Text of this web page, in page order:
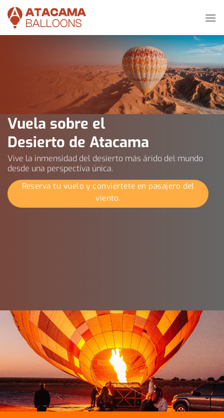
Saltar
contenido
Vuela sobre el
Desierto de Atacama
Vive la inmensidad del desierto más árido del mundo
desde una perspectiva única.
Reserva tu vuelo y conviértete en pasajero del
viento.